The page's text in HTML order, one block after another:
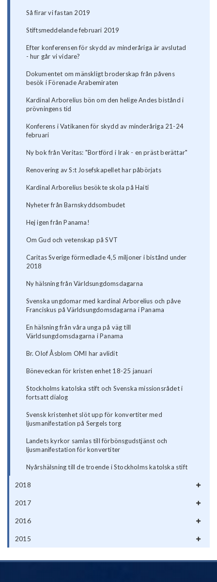
Så firar vi fastan 2019
Stiftsmeddelande februari 2019
Efter konferensen för skydd av minderåriga är avslutad
- hur går vi vidare?
Dokumentet om mänskligt broderskap från påvens
besök i Förenade Arabemiraten
Kardinal Arborelius bön om den helige Andes bistånd i
prövningens tid
Konferens i Vatikanen för skydd av minderåriga 21-24
februari
Ny bok från Veritas: "Bortförd i Irak - en präst berättar"
Renovering av S:t Josefskapellet har påbörjats
Kardinal Arborelius besökte skola på Haiti
Nyheter från Barnskyddsombudet
Hej igen från Panama!
Om Gud och vetenskap på SVT
Caritas Sverige förmedlade 4,5 miljoner i bistånd under
2018
Ny hälsning från Världsungdomsdagarna
Svenska ungdomar med kardinal Arborelius och påve
Franciskus på Världsungdomsdagarna i Panama
En hälsning från våra unga på väg till
Världsungdomsdagarna i Panama
Br. Olof Åsblom OMI har avlidit
Böneveckan för kristen enhet 18-25 januari
Stockholms katolska stift och Svenska missionsrådet i
fortsatt dialog
Svensk kristenhet slöt upp för konvertiter med
ljusmanifestation på Sergels torg
Landets kyrkor samlas till förbönsgudstjänst och
ljusmanifestation för konvertiter
Nyårshälsning till de troende i Stockholms katolska stift
2018
2017
2016
2015